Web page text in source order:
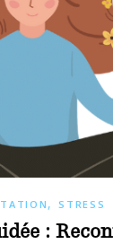
,STRESS
: